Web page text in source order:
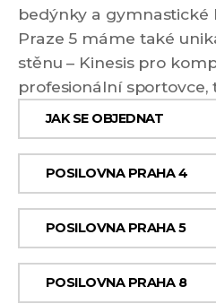
bedýnky a gymnastické
Praze 5 máme také
stěnu – Kinesis pro
profesionální sportovce,
JAK SE OBJEDNAT
POSILOVNA PRAHA 4
POSILOVNA PRAHA 5
POSILOVNA PRAHA 8